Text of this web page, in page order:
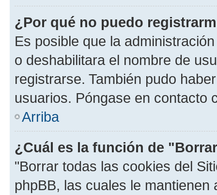
¿Por qué no puedo
Es posible que la
o deshabilitara el nombre de
registrarse. También pudo
usuarios. Póngase en contacto
Arriba
¿Cuál es la función de
"Borrar todas las cookies del
phpBB, las cuales le